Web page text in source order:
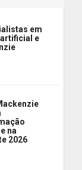
em
e
na
2026